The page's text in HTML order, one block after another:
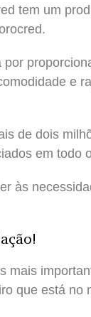
tem um
por
e
de dois
em todo
às
mais
que está no